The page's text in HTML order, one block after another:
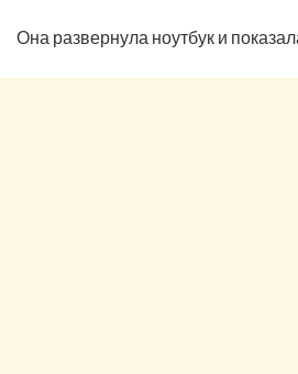
Она развернула ноутбук и